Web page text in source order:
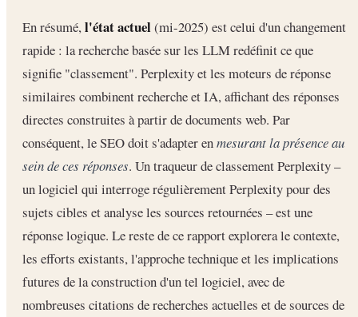
En résumé, l'état actuel(mi-2025) est celui d'un changement
rapide : la recherche basée sur les LLM redéfinit ce que
signifie "classement". Perplexity et les moteurs de réponse
similaires combinent recherche et IA, affichant des réponses
directes construites à partir de documents web. Par
conséquent, le SEO doit s'adapter enmesurant la présence au
sein de ces réponses. Un traqueur de classement Perplexity –
un logiciel qui interroge régulièrement Perplexity pour des
sujets cibles et analyse les sources retournées – est une
réponse logique. Le reste de ce rapport explorera le contexte,
les efforts existants, l'approche technique et les implications
futures de la construction d'un tel logiciel, avec de
nombreuses citations de recherches actuelles et de sources de